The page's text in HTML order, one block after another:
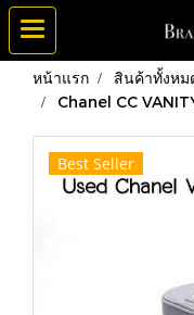
หน้าแรก สินค้าทั้งหม
Chanel CC
Best Seller